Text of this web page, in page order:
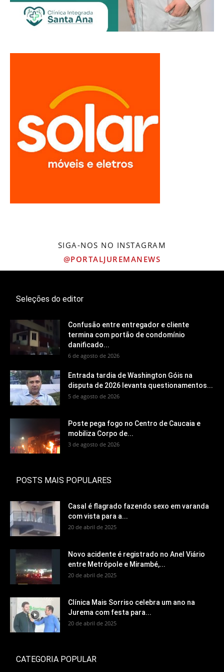
SIGA-NOS NO INSTAGRAM
@PORTALJUREMANEWS
Seleções do editor
Confusão entre entregador e cliente
termina com portão de condomínio
danificado...
6 de agosto de 2026
Entrada tardia de Washington Góis na
disputa de 2026 levanta questionamentos...
5 de agosto de 2026
Poste pega fogo no Centro de Caucaia e
mobiliza Corpo de...
3 de agosto de 2026
POSTS MAIS POPULARES
Casal é flagrado fazendo sexo em varanda
com vista para a...
20 de abril de 2025
Novo acidente é registrado no Anel Viário
entre Metrópole e Mirambé,...
20 de abril de 2025
Clínica Mais Sorriso celebra um ano na
Jurema com festa para...
20 de abril de 2025
CATEGORIA POPULAR